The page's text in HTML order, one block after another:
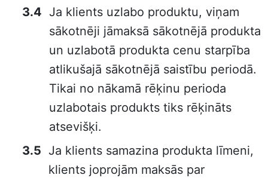
Ja klients uzlabo produktu, viņam
sākotnēji jāmaksā sākotnējā produkta
un uzlabotā produkta cenu starpība
atlikušajā sākotnējā saistību periodā.
Tikai no nākamā rēķinu perioda
uzlabotais produkts tiks rēķināts
atsevišķi.
Ja klients samazina produkta līmeni,
klients joprojām maksās par